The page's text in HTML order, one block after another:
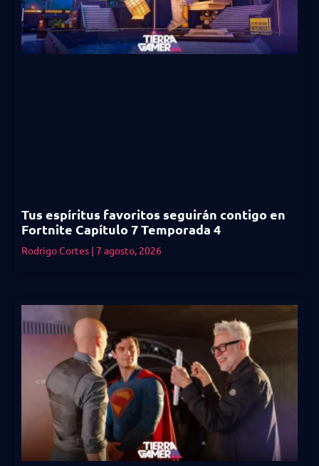
Tus espíritus favoritos seguirán contigo en
Fortnite Capítulo 7 Temporada 4
Rodrigo Cortes 7 agosto, 2026